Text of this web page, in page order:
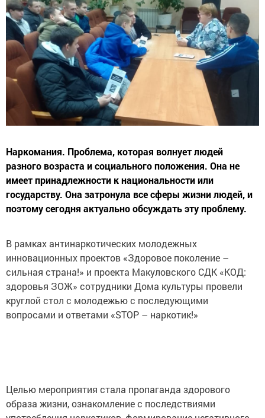
Наркомания. Проблема, которая волнует людей
разного возраста и социального положения. Она не
имеет принадлежности к национальности или
государству. Она затронула все сферы жизни людей, и
поэтому сегодня актуально обсуждать эту проблему.
В рамках антинаркотических молодежных
инновационных проектов «Здоровое поколение –
сильная страна!» и проекта Макуловского СДК «КОД:
здоровья ЗОЖ» сотрудники Дома культуры провели
круглой стол с молодежью с последующими
вопросами и ответами «STOP – наркотик!»
Целью мероприятия стала пропаганда здорового
образа жизни, ознакомление с последствиями